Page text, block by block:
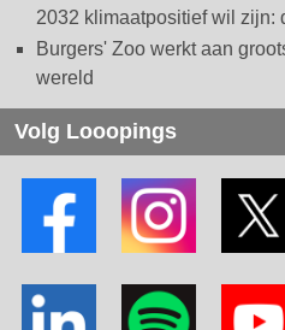
2032 klimaatpositief wil zijn:
Burgers' Zoo werkt aan
wereld
Volg Looopings